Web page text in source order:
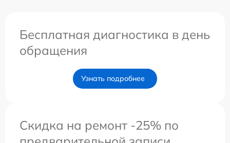
Бесплатная диагностика в день
обращения
Узнать подробнее
Скидка на ремонт -25% по